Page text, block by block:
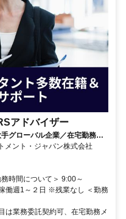
アドバイザー
グローバル企業／在宅勤務メ
メント・ジャパン株式会社
時間について＞ 9:00～
働週1～２日 ※残業なし ＜勤務
は業務委託契約可、在宅勤務メ